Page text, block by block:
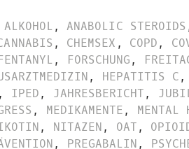
ALKOHOL, ANABOLIC STEROIDS
, CHEMSEX , COPD,
, FORSCHUNG,
, HEPATITIS C,
, IPED, JAHRESBERICHT,
, MEDIKAMENTE, MENTAL
, NITAZEN, OAT,
, PREGABALIN,